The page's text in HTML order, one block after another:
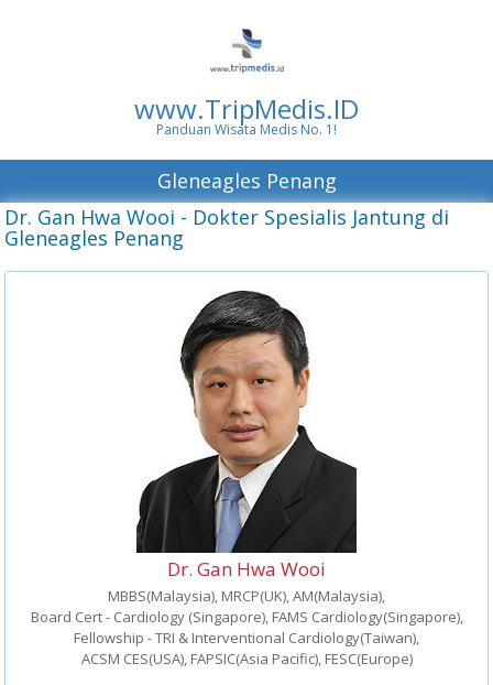
www.TripMedis.ID
Panduan Wisata Medis No. 1!
Gleneagles Penang
Dr. Gan Hwa Wooi - Dokter Spesialis Jantung di
Gleneagles Penang
Dr. Gan Hwa Wooi
MBBS(Malaysia), MRCP(UK), AM(Malaysia),
Board Cert - Cardiology (Singapore), FAMS Cardiology(Singapore),
Fellowship - TRI & Interventional Cardiology(Taiwan),
ACSM CES(USA), FAPSIC(Asia Pacific), FESC(Europe)